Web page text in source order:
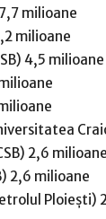
milioane
milioane
4,5 milioane
2,6 milioane
2,6 milioane
Ploiești)